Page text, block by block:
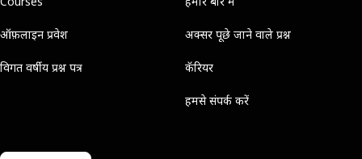
ऑफ़लाइन प्रवेश
विगत वर्षीय प्रश्न पत्र
अक्सर पूछे जाने वाले प्रश्न
कॅरियर
हमसे संपर्क करें